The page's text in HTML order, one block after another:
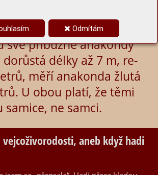
Odmítám
obývá místa blízko
oblas­ti Jižní Ameriky.
své příbuzné ana­­kon­­dy
do­růs­tá délky až 7 m, re­
mě­ří ana­kon­da žlutá
U obou pla­tí, že tě­mi
samice, ne samci.
aneb když hadi